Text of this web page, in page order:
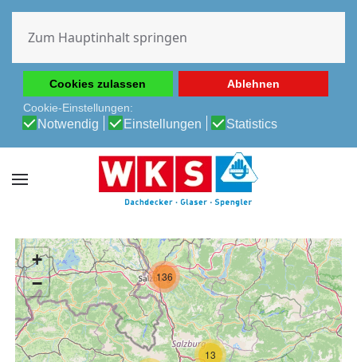
Erfahrung auf unserer Website zu ermöglichen.
Cookie-Richtlinie
Datenschutz-Bestimmungen
Cookies zulassen
Ablehnen
Cookie-Einstellungen:
Notwendig Einstellungen Statistics
Zum Hauptinhalt springen
13
136
+
−